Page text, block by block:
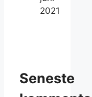
2021
Seneste